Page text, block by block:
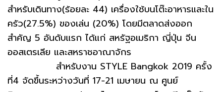
สำหรับเดินทาง(ร้อยละ 44) เครื่องใช้บนโต๊ะอาหารและใน
ครัว(27.5%) ของเล่น (20%) โดยมีตลาดส่งออก
สำคัญ 5 อันดับแรก ได้แก่ สหรัฐอเมริกา ญี่ปุ่น จีน
ออสเตรเลีย และสหราชอาณาจักร
สำหรับงาน STYLE Bangkok 2019 ครั้ง
ที่4 จัดขึ้นระหว่างวันที่ 17-21 เมษายน ณ ศูนย์